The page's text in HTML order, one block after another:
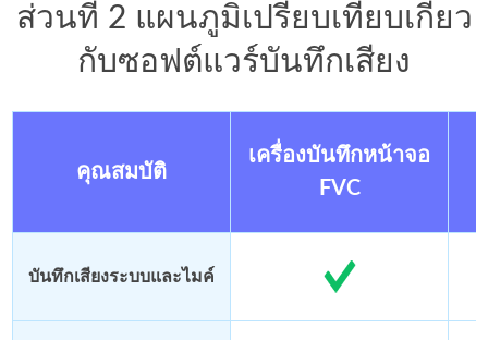
ส่วนที่ 2 แผนภูมิเปรียบเทียบเกี่ยว
กับซอฟต์แวร์บันทึกเสียง
คุณสมบัติ
เครื่องบันทึกหน้าจอ
FVC
บันทึกเสียงระบบและไมค์